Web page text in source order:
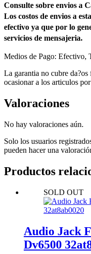
Consulte sobre envios a
Los costos de envios a
efectivo ya que por lo
servicios de mensajeria.
Medios de Pago: Efectivo,
La garantia no cubre
ocasionar a los articulos
Valoraciones
No hay valoraciones aún.
Solo los usuarios
pueden hacer una
Productos
SOLD OUT
Audio Jack
Dv6500